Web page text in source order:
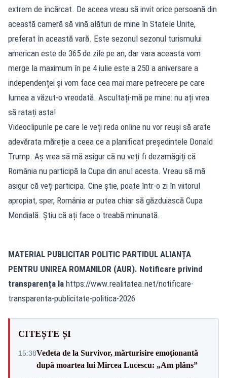
extrem de încărcat. De aceea vreau să invit orice persoană din
această cameră să vină alături de mine în Statele Unite,
preferat în această vară. Este sezonul sezonul turismului
american este de 365 de zile pe an, dar vara aceasta vom
merge la maximum în pe 4 iulie este a 250 a aniversare a
independenței și vom face cea mai mare petrecere pe care
lumea a văzut-o vreodată. Ascultați-mă pe mine: nu ați vrea
să ratați asta!
Videoclipurile pe care le veți reda online nu vor reuși să arate
adevărata măreție a ceea ce a planificat președintele Donald
Trump. Aș vrea să mă asigur că nu veți fi dezamăgiți că
România nu participă la Cupa din anul acesta. Vreau să mă
asigur că veți participa. Cine știe, poate într-o zi în viitorul
apropiat, sper, România ar putea chiar să găzduiască Cupa
Mondială. Știu că ați face o treabă minunată.
MATERIAL PUBLICITAR POLITIC PARTIDUL ALIANȚA
PENTRU UNIREA ROMANILOR (AUR). Notificare privind
transparența la https://www.realitatea.net/notificare-
transparenta-publicitate-politica-2026
CITEȘTE ȘI
15:38Vedeta de la Survivor, mărturisire emoționantă
după moartea lui Mircea Lucescu: „Am plâns”